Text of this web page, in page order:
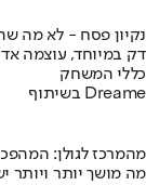
נקיון פסח - לא מה
דק במיוחד, עוצמה
כללי המשחק
בשיתוף Dreame
מהמרכז לגולן:
מה מושך יותר ויותר